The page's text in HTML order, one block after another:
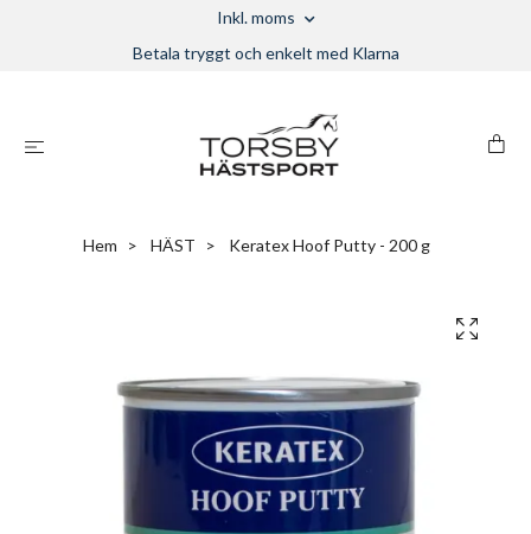
Inkl. moms
Betala tryggt och enkelt med Klarna
Hem HÄST Keratex Hoof Putty - 200 g